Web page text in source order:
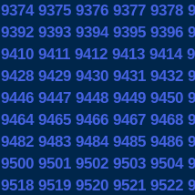
9374 9375 9376 9377 9378
9392 9393 9394 9395 9396
9410 9411 9412 9413 9414
9428 9429 9430 9431 9432
9446 9447 9448 9449 9450
9464 9465 9466 9467 9468
9482 9483 9484 9485 9486
9500 9501 9502 9503 9504
9518 9519 9520 9521 9522